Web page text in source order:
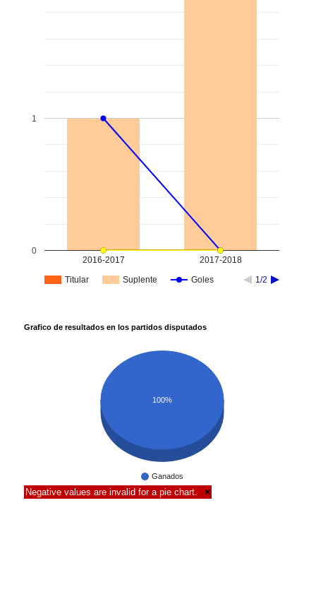
Titular Suplente Goles 1/2
2016-2017 2017-2018
0
1
Grafico de resultados en los partidos disputados
Ganados
100%
Negative values are invalid for a pie chart. ×